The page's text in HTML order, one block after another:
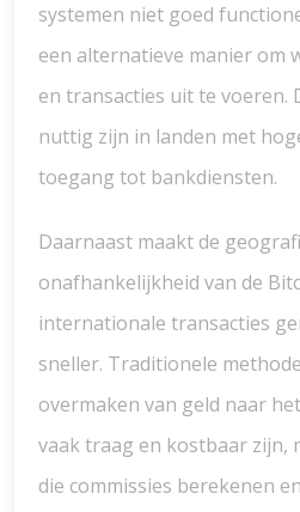
systemen niet goed
een alternatieve manier om
en transacties uit te voeren.
nuttig zijn in landen met
toegang tot bankdiensten.
Daarnaast maakt de
onafhankelijkheid van de
internationale transacties
sneller. Traditionele
overmaken van geld naar
vaak traag en kostbaar zijn,
die commissies berekenen